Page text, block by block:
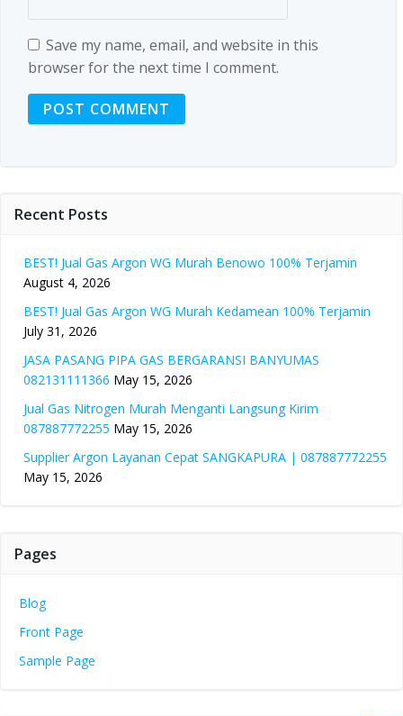
Save my name, email, and website in this
browser for the next time I comment.
Recent Posts
BEST! Jual Gas Argon WG Murah Benowo 100% Terjamin
August 4, 2026
BEST! Jual Gas Argon WG Murah Kedamean 100% Terjamin
July 31, 2026
JASA PASANG PIPA GAS BERGARANSI BANYUMAS
082131111366 May 15, 2026
Jual Gas Nitrogen Murah Menganti Langsung Kirim
087887772255 May 15, 2026
Supplier Argon Layanan Cepat SANGKAPURA | 087887772255
May 15, 2026
Pages
Blog
Front Page
Sample Page